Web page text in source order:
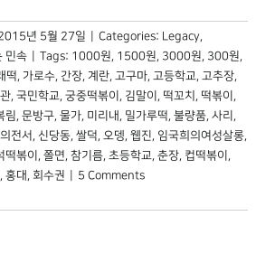
년 5월 27일 Categories: Legacy,
민속 Tags: 1000원, 1500원, 3000원, 300원,
떡, 가로수, 간장, 계란, 고구마, 고등학교, 고추장,
, 국민학교, 궁중떡볶이 , 김말이 , 떡꼬치 , 떡볶이 ,
림, 문방구, 물가, 미리내 , 밀가루떡, 불량품, 사리 ,
전서 , 신당동, 쌀덕, 오뎅, 웹진, 임국희의여성살롱,
떡볶이 , 쫄면, 참기름, 초등학교, 춘장, 컵떡볶이 ,
, 홍대 , 회수권
5 Comments